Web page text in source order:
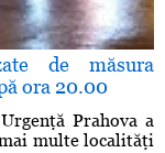
de măsura
ora 20.00
Prahova a
multe localităţi